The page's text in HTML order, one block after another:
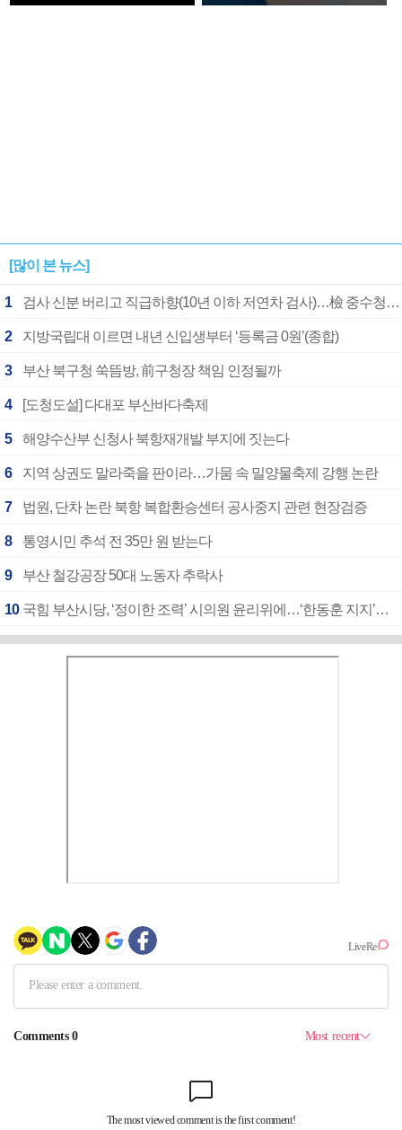
확정
[많이 본 뉴스]
1 검사 신분 버리고 직급하향(10년 이하 저연차 검사)…檢 중수청행 기피
2 지방국립대 이르면 내년 신입생부터 ‘등록금 0원’(종합)
3 부산 북구청 쑥뜸방, 前구청장 책임 인정될까
4 [도청도설] 다대포 부산바다축제
5 해양수산부 신청사 북항재개발 부지에 짓는다
6 지역 상권도 말라죽을 판이라…가뭄 속 밀양물축제 강행 논란
7 법원, 단차 논란 북항 복합환승센터 공사중지 관련 현장검증
8 통영시민 추석 전 35만 원 받는다
9 부산 철강공장 50대 노동자 추락사
10 국힘 부산시당, ‘정이한 조력’ 시의원 윤리위에…‘한동훈 지지’도 신고접수